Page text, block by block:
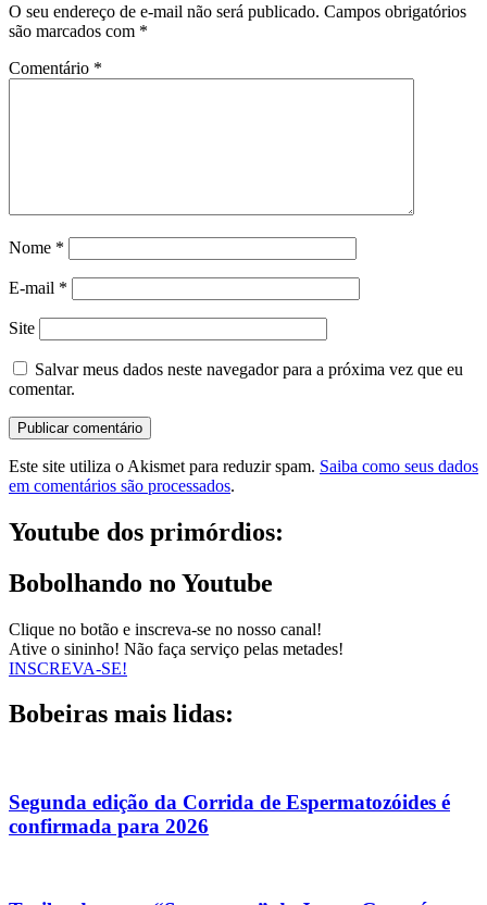
O seu endereço de e-mail não será publicado. Campos obrigatórios
são marcados com *
Comentário *
Nome *
E-mail *
Site
Salvar meus dados neste navegador para a próxima vez que eu
comentar.
Este site utiliza o Akismet para reduzir spam. Saiba como seus dados
em comentários são processados.
Youtube dos primórdios:
Bobolhando no Youtube
Clique no botão e inscreva-se no nosso canal!
Ative o sininho! Não faça serviço pelas metades!
INSCREVA-SE!
Bobeiras mais lidas:
Segunda edição da Corrida de Espermatozóides é
confirmada para 2026